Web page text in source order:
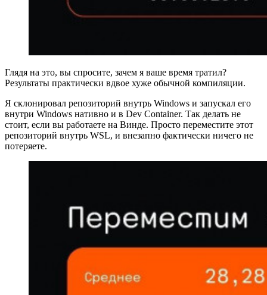
Глядя на это, вы спросите, зачем я ваше время тратил?
Результаты практически вдвое хуже обычной компиляции.
Я склонировал репозиторий внутрь Windows и запускал его
внутри Windows нативно и в Dev Container. Так делать не
стоит, если вы работаете на Винде. Просто переместите этот
репозиторий внутрь WSL, и внезапно фактически ничего не
потеряете.